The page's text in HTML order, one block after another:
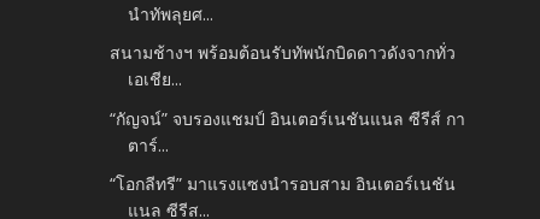
นำทัพลุยศ...
สนามช้างฯ พร้อมต้อนรับทัพนักบิดดาวดังจากทั่ว
เอเชีย...
“กัญจน์” จบรองแชมป์ อินเตอร์เนชันแนล ซีรีส์ กา
ตาร์...
“โอกลีทรี” มาแรงแซงนำรอบสาม อินเตอร์เนชัน
แนล ซีรีส...